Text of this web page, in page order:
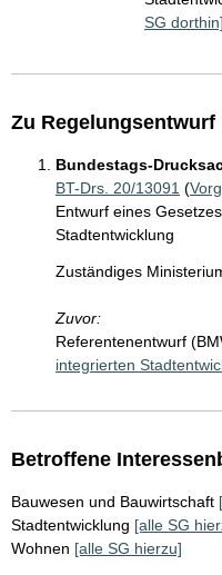
SG dorthin]
Zu Regelungsentwurf
Bundestags-
BT-Drs. 20/13091 (
Entwurf eines
Stadtentwicklung
Zuständiges
Zuvor:
Referentenentwurf
integrierten
Betroffene
Bauwesen und Bauwirtschaft
Stadtentwicklung [alle SG
Wohnen [alle SG hierzu]